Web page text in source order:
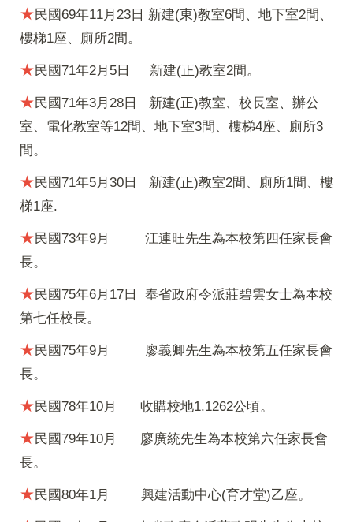
★民國69年11月23日 新建(東)教室6間、地下室2間、
樓梯1座、廁所2間。
★民國71年2月5日 新建(正)教室2間。
★民國71年3月28日 新建(正)教室、校長室、辦公
室、電化教室等12間、地下室3間、樓梯4座、廁所3
間。
★民國71年5月30日 新建(正)教室2間、廁所1間、樓
梯1座.
★民國73年9月 江連旺先生為本校第四任家長會
長。
★民國75年6月17日 奉省政府令派莊碧雲女士為本校
第七任校長。
★民國75年9月 廖義卿先生為本校第五任家長會
長。
★民國78年10月 收購校地1.1262公頃。
★民國79年10月 廖廣統先生為本校第六任家長會
長。
★民國80年1月 興建活動中心(育才堂)乙座。